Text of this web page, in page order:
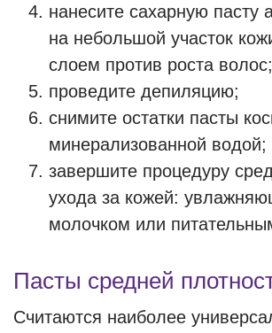
нанесите сахарную пасту
на небольшой участок
слоем против роста волос;
проведите депиляцию;
снимите остатки пасты
минерализованной водой;
завершите процедуру
ухода за кожей:
молочком или
Пасты средней
Считаются наиболее